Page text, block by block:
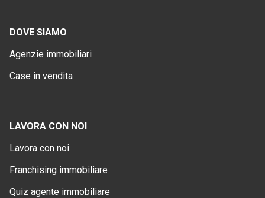
DOVE SIAMO
Agenzie immobiliari
Case in vendita
LAVORA CON NOI
Lavora con noi
Franchising immobiliare
Quiz agente immobiliare